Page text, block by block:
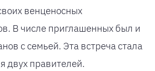
венценосных
В числе приглашенных был и
с семьей. Эта встреча стала
двух правителей.